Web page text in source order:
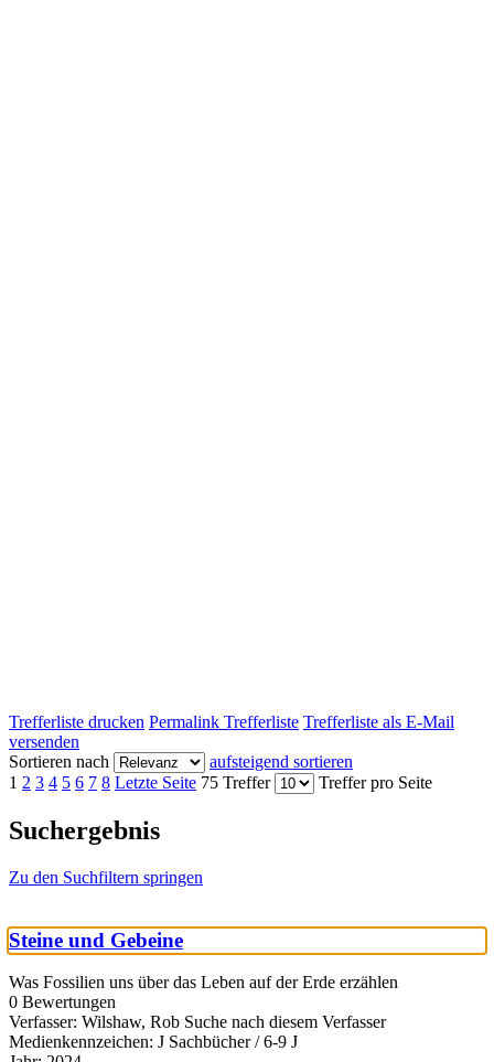
Trefferliste drucken Permalink Trefferliste Trefferliste als E-Mail
versenden
Sortieren nach
aufsteigend sortieren
1 2 3 4 5 6 7 8 Letzte Seite 75 Treffer Treffer pro Seite
Suchergebnis
Zu den Suchfiltern springen
Steine und Gebeine
Was Fossilien uns über das Leben auf der Erde erzählen
0 Bewertungen
Verfasser: Wilshaw, Rob Suche nach diesem Verfasser
Medienkennzeichen: J Sachbücher / 6-9 J